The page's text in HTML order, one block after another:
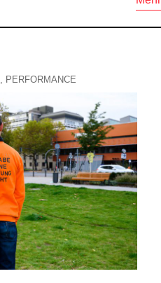
, PERFORMANCE